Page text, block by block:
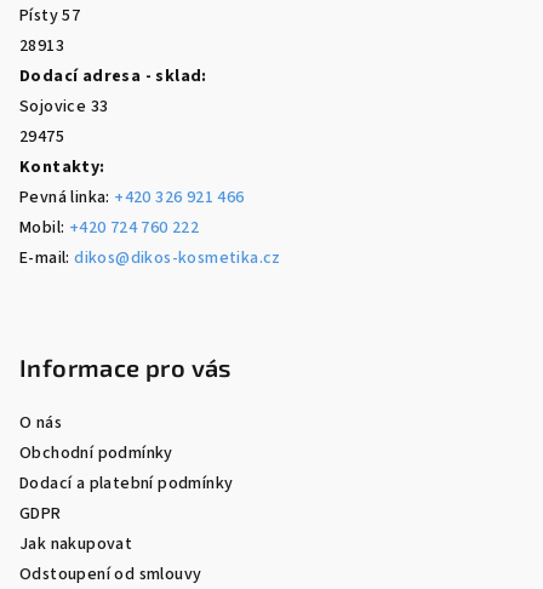
Písty 57
28913
Dodací adresa - sklad:
Sojovice 33
29475
Kontakty:
Pevná linka: +420 326 921 466
Mobil: +420 724 760 222
E-mail:dikos@dikos-kosmetika.cz
Informace pro vás
O nás
Obchodní podmínky
Dodací a platební podmínky
GDPR
Jak nakupovat
Odstoupení od smlouvy